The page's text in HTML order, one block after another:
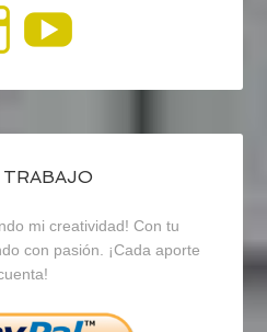
Ver
perfil
de
recursosep
en
Instagram
mi creatividad! Con tu
con pasión. ¡Cada aporte